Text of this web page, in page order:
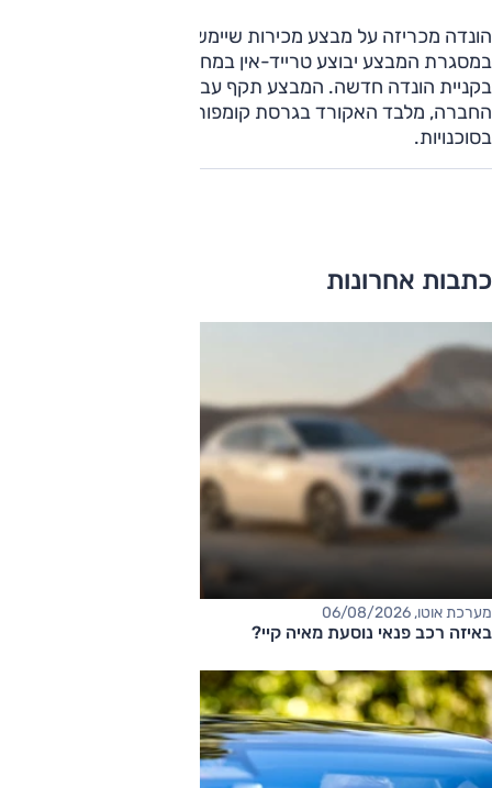
במסגרת המבצע יבוצע טרייד-אין במחיר מחירון על הרכב הישן
בקניית הונדה חדשה. המבצע תקף עבור כל היצע הדגמים של
החברה, מלבד האקורד בגרסת קומפורט. פרטים נוספים
בסוכנויות.
כתבות אחרונות
מערכת אוטו, 06/08/2026
באיזה רכב פנאי נוסעת מאיה קיי?